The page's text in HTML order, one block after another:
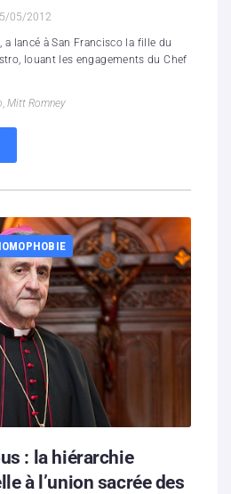
05/2012
lancé à San Francisco la fille du
louant les engagements du Chef
, Mitt Romney
: la hiérarchie
à l’union sacrée des